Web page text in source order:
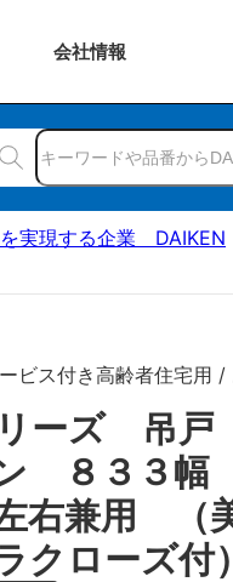
会社情報
を実現する企業 DAIKEN
ビス付き高齢者住宅用 /
リーズ 吊
８３３幅
右兼用 （
クローズ付